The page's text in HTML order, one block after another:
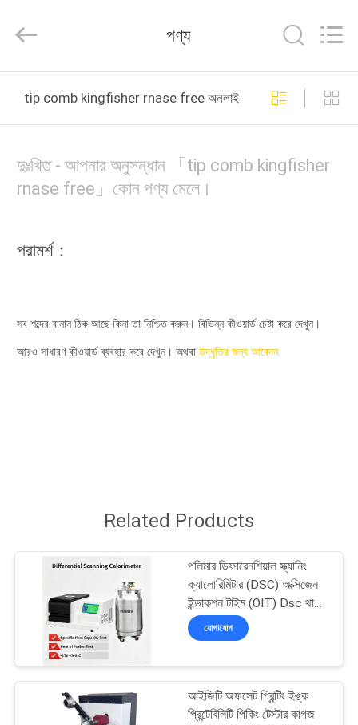
ভিডিও
আমাদের
কারখানা
ভ্রমণ
উদ্ধৃতির
আবেদন
সাইট
Rights
by
পণ্য
tip comb kingfisher rnase free অনলাইন উত্পাদন
দুঃখিত - আপনার অনুসন্ধান 「tip comb kingfisher
rnase free」কোন পণ্য মেলে।
পরামর্শ：
সব শব্দের বানান ঠিক আছে কিনা তা নিশ্চিত করুন। বিভিন্ন কীওয়ার্ড চেষ্টা করে দেখুন।
আরও সাধারণ কীওয়ার্ড ব্যবহার করে দেখুন। অথবা উদ্ধৃতির জন্য আবেদন.
Related Products
পলিমার ডিফারেনশিয়াল স্ক্যানিং
ক্যালোরিমিটার (DSC) অক্সিজেন
ইন্ডাকশন টাইম (OIT) Dsc থার্মাল
অ্যানালাইসিস যন্ত্র
যোগাযোগ
আইজিটি অফসেট প্রিন্টিং ইঙ্ক
প্রিন্টেবিলিটি পিকিং টেস্টার কাগজ